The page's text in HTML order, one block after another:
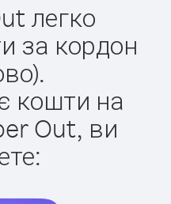
легко
за кордон
кошти на
Out, ви